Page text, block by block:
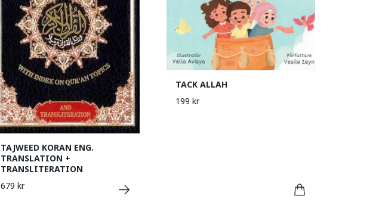
TAJWEED KORAN ENG.
TRANSLATION +
TRANSLITERATION
679 kr
TACK ALLAH
199 kr